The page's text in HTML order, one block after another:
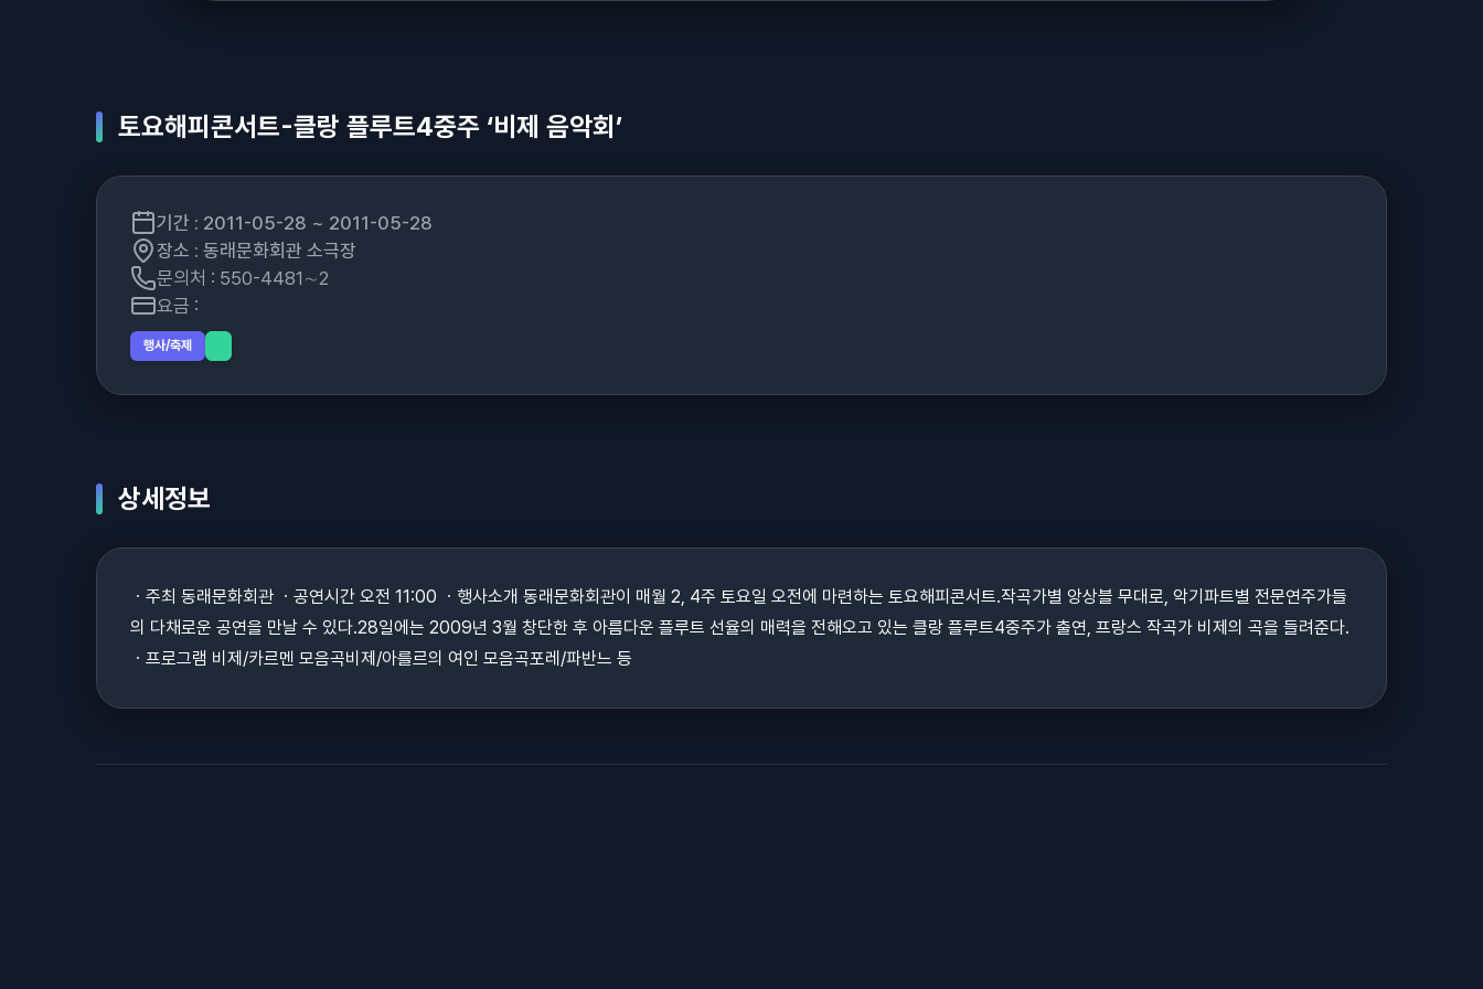
토요해피콘서트-클랑 플루트4중주 ‘비제 음악회’
기간 : 2011-05-28 ~ 2011-05-28
장소 : 동래문화회관 소극장
문의처 : 550-4481∼2
요금 :
행사/축제
상세정보
ㆍ주최 동래문화회관 ㆍ공연시간 오전 11:00 ㆍ행사소개 동래문화회관이 매월 2, 4주 토요일 오전에 마련하는 토요해피콘서트.작곡가별 앙상블 무대로, 악기파트별 전문연주가들
의 다채로운 공연을 만날 수 있다.28일에는 2009년 3월 창단한 후 아름다운 플루트 선율의 매력을 전해오고 있는 클랑 플루트4중주가 출연, 프랑스 작곡가 비제의 곡을 들려준다.
ㆍ프로그램 비제/카르멘 모음곡비제/아를르의 여인 모음곡포레/파반느 등